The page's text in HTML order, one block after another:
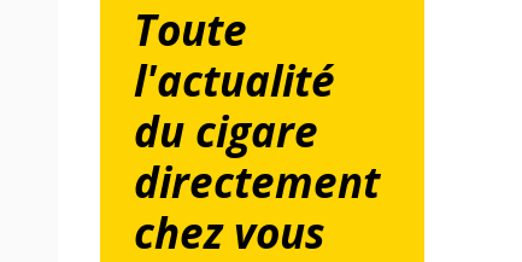
Toute
l'actualité
du cigare
directement
chez vous